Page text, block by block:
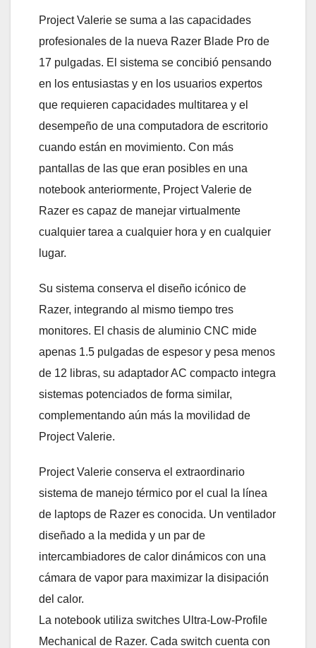
Project Valerie se suma a las capacidades
profesionales de la nueva Razer Blade Pro de
17 pulgadas. El sistema se concibió pensando
en los entusiastas y en los usuarios expertos
que requieren capacidades multitarea y el
desempeño de una computadora de escritorio
cuando están en movimiento. Con más
pantallas de las que eran posibles en una
notebook anteriormente, Project Valerie de
Razer es capaz de manejar virtualmente
cualquier tarea a cualquier hora y en cualquier
lugar.
Su sistema conserva el diseño icónico de
Razer, integrando al mismo tiempo tres
monitores. El chasis de aluminio CNC mide
apenas 1.5 pulgadas de espesor y pesa menos
de 12 libras, su adaptador AC compacto integra
sistemas potenciados de forma similar,
complementando aún más la movilidad de
Project Valerie.
Project Valerie conserva el extraordinario
sistema de manejo térmico por el cual la línea
de laptops de Razer es conocida. Un ventilador
diseñado a la medida y un par de
intercambiadores de calor dinámicos con una
cámara de vapor para maximizar la disipación
del calor.
La notebook utiliza switches Ultra-Low-Profile
Mechanical de Razer. Cada switch cuenta con